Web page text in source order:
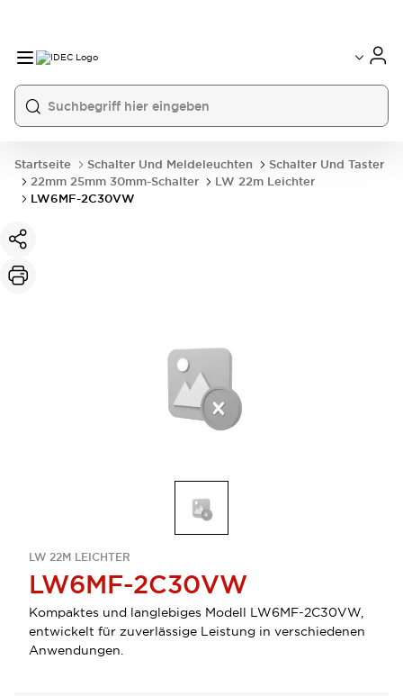
Startseite Schalter Und Meldeleuchten
Schalter Und Taster
22mm 25mm 30mm-Schalter
LW 22m Leichter
LW6MF-2C30VW
LW 22M LEICHTER
LW6MF-2C30VW
Kompaktes und langlebiges Modell LW6MF-2C30VW,
entwickelt für zuverlässige Leistung in verschiedenen
Anwendungen.